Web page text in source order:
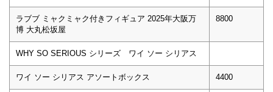
ラブブ ミャクミャク付きフィギュア 2025年大阪万
博 大丸松坂屋
8800
WHY SO SERIOUS シリーズ ワイ ソー シリアス
ワイ ソー シリアス アソートボックス 4400